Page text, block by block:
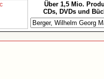
Über 1,5 Mio.
CDs, DVDs und